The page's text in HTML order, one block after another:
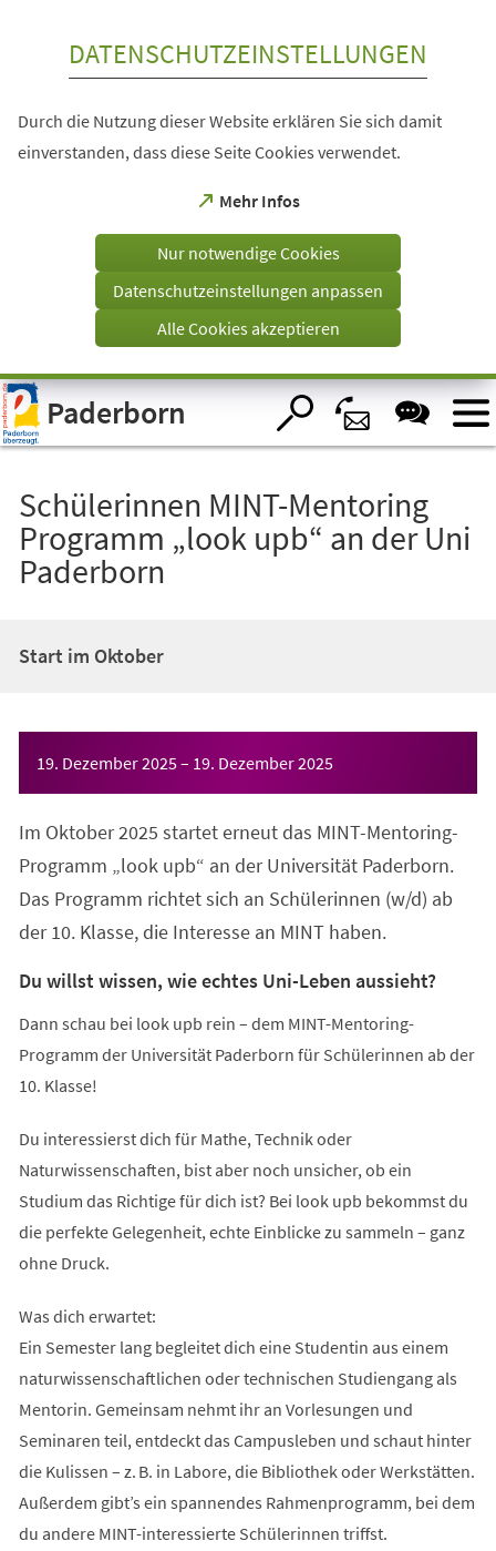
Visuelle
Assistenzsoftware
öffnen.
DATENSCHUTZEINSTELLUNGEN
Durch die Nutzung dieser Website erklären Sie sich damit
einverstanden, dass diese Seite Cookies verwendet.
Mehr Infos
(Öffnet
einem
Tab)
Nur notwendige Cookies
Datenschutzeinstellungen anpassen
Alle Cookies akzeptieren
Paderborn
Schülerinnen MINT-Mentoring
Programm „look upb“ an der Uni
Paderborn
Start im Oktober
19. Dezember 2025– 19. Dezember 2025
Im Oktober 2025 startet erneut das MINT-Mentoring-
Programm „look upb“ an der Universität Paderborn.
Das Programm richtet sich an Schülerinnen (w/d) ab
der 10. Klasse, die Interesse an MINT haben.
Du willst wissen, wie echtes Uni-Leben aussieht?
Dann schau bei look upb rein – dem MINT-Mentoring-
Programm der Universität Paderborn für Schülerinnen ab der
10. Klasse!
Du interessierst dich für Mathe, Technik oder
Naturwissenschaften, bist aber noch unsicher, ob ein
Studium das Richtige für dich ist? Bei look upb bekommst du
die perfekte Gelegenheit, echte Einblicke zu sammeln – ganz
ohne Druck.
Was dich erwartet:
Ein Semester lang begleitet dich eine Studentin aus einem
naturwissenschaftlichen oder technischen Studiengang als
Mentorin. Gemeinsam nehmt ihr an Vorlesungen und
Seminaren teil, entdeckt das Campusleben und schaut hinter
die Kulissen – z. B. in Labore, die Bibliothek oder Werkstätten.
Außerdem gibt’s ein spannendes Rahmenprogramm, bei dem
du andere MINT-interessierte Schülerinnen triffst.